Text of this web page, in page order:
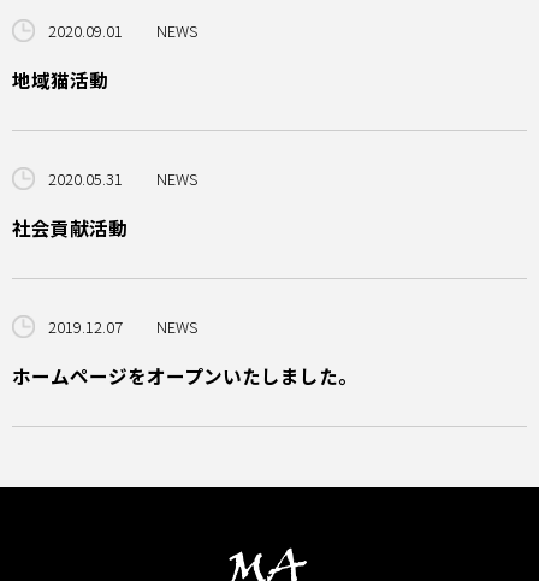
2020.09.01 NEWS
地域猫活動
2020.05.31 NEWS
社会貢献活動
2019.12.07 NEWS
ホームページをオープンいたしました。